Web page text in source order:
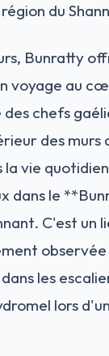
du
Bunratty
voyage au
chefs
des murs
la vie
dans le
C'est un
les
lors